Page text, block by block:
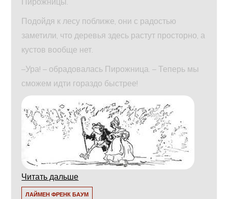
Подойдя к лесу поближе, они с радостью
заметили, что деревья здесь растут просторно, а
кустов вообще нет.
–Ура! – обрадовалась Пирожница. – Теперь мы
сможем идти гораздо быстрее!
Читать дальше
ЛАЙМЕН ФРЕНК БАУМ